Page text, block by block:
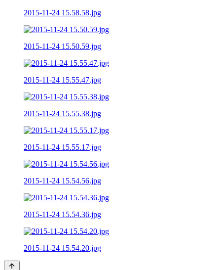
2015-11-24 15.58.58.jpg
2015-11-24 15.50.59.jpg
2015-11-24 15.55.47.jpg
2015-11-24 15.55.38.jpg
2015-11-24 15.55.17.jpg
2015-11-24 15.54.56.jpg
2015-11-24 15.54.36.jpg
2015-11-24 15.54.20.jpg